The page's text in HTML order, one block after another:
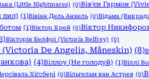
(Little Nightmares) (0)Вів'єн Гармон
пил) (1)Вівіан Дель Анхель (0)Відьма
(1)Віктор Крей (0)Віктор
Вікторія Белфрі (Victoria Belfrey) (0)
(Victoria De Angelis, Måneskin) (8)
(4)Віллоу (Не голодуй) (1)Віллі
Хіґсбері (0)Вільгельм ван Астрея (0)